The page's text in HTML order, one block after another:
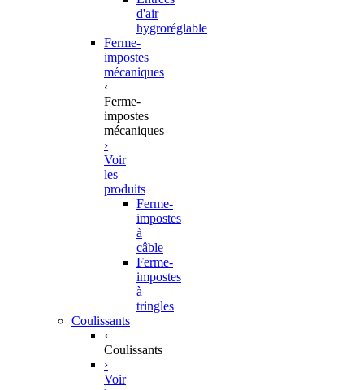
d'air
hygroréglable
Ferme-
impostes
mécaniques
‹
Ferme-
impostes
mécaniques
›
Voir
les
produits
Ferme-
impostes
à
câble
Ferme-
impostes
à
tringles
Coulissants
‹
Coulissants
›
Voir